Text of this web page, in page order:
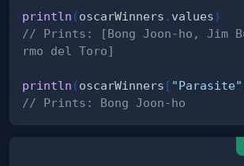
println (oscarWinners . values)
// Prints: [Bong Joon-ho, Jim
rmo del Toro]
println (oscarWinners [ "Parasite"
// Prints: Bong Joon-ho